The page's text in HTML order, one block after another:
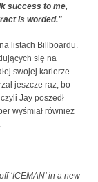
success to me,
is worded."
listach Billboardu.
się na
swojej karierze
jeszcze raz, bo
Jay poszedł
wyśmiał również
‘ICEMAN’ in a new